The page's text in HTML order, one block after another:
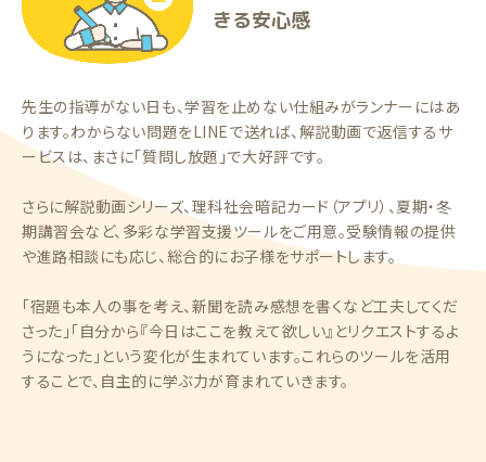
きる安心感
先生の指導がない日も、学習を止めない仕組みがランナーにはあ
ります。わからない問題をLINEで送れば、解説動画で返信するサ
ービスは、まさに「質問し放題」で大好評です。
さらに解説動画シリーズ、理科社会暗記カード（アプリ）、夏期・冬
期講習会など、多彩な学習支援ツールをご用意。受験情報の提供
や進路相談にも応じ、総合的にお子様をサポートします。
「宿題も本人の事を考え、新聞を読み感想を書くなど工夫してくだ
さった」「自分から『今日はここを教えて欲しい』とリクエストするよ
うになった」という変化が生まれています。これらのツールを活用
することで、自主的に学ぶ力が育まれていきます。